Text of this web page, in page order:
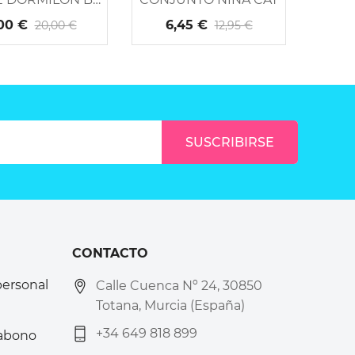
€ 20,00 €
6,45 € 12,95 €
CONTACTO
Calle Cuenca Nº 24, 30850
Totana, Murcia (España)
+34 649 818 899